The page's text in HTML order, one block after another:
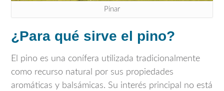
Pinar
¿Para qué sirve el pino?
El pino es una conífera utilizada tradicionalmente
como recurso natural por sus propiedades
aromáticas y balsámicas. Su interés principal no está